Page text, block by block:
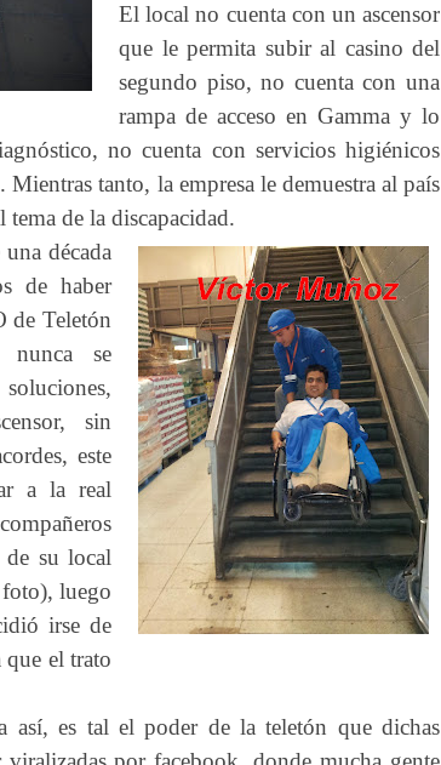
El local no cuenta con un ascensor
que le permita subir al casino del
segundo piso, no cuenta con una
rampa de acceso en Gamma y lo
no cuenta con servicios higiénicos
Mientras tanto, la empresa le demuestra al país
de la discapacidad.
una década
de haber
Teletón
nunca se
sin
este
a la real
de su local
luego
irse de
que el trato
así, es tal el poder de la teletón que dichas